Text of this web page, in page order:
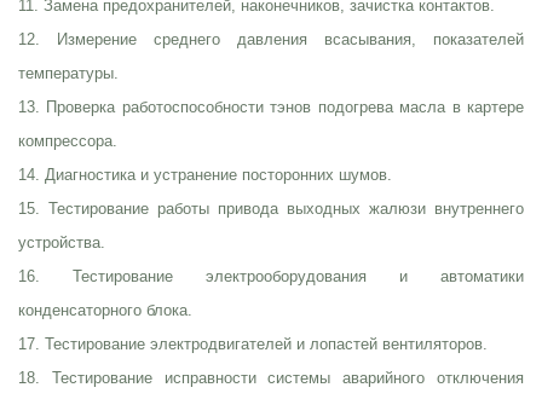
11. Замена предохранителей, наконечников, зачистка контактов.
12. Измерение среднего давления всасывания, показателей
температуры.
13. Проверка работоспособности тэнов подогрева масла в картере
компрессора.
14. Диагностика и устранение посторонних шумов.
15. Тестирование работы привода выходных жалюзи внутреннего
устройства.
16. Тестирование электрооборудования и автоматики
конденсаторного блока.
17. Тестирование электродвигателей и лопастей вентиляторов.
18. Тестирование исправности системы аварийного отключения